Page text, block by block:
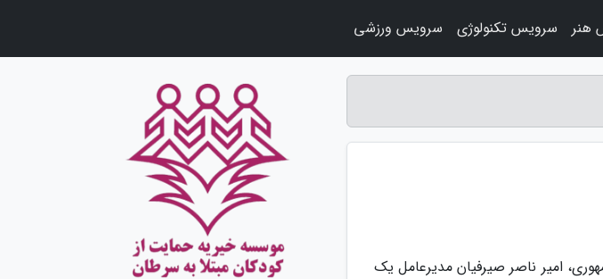
امیر ناصر صیرفیان مدیرعامل یک
هنر سرویس تکنولوژی سرویس ورزشی